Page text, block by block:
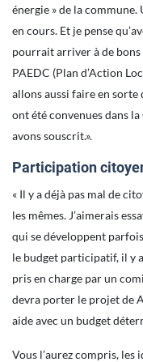
énergie » de la
en cours. Et je pense
pourrait arriver à de bons
PAEDC (Plan d’Action
allons aussi faire en
ont été convenues dans
avons souscrit.».
Participation
« Il y a déjà pas mal de
les mêmes. J’aimerais
qui se développent
le budget participatif, il y
pris en charge par un
devra porter le projet de
aide avec un budget
Vous l’aurez compris, les